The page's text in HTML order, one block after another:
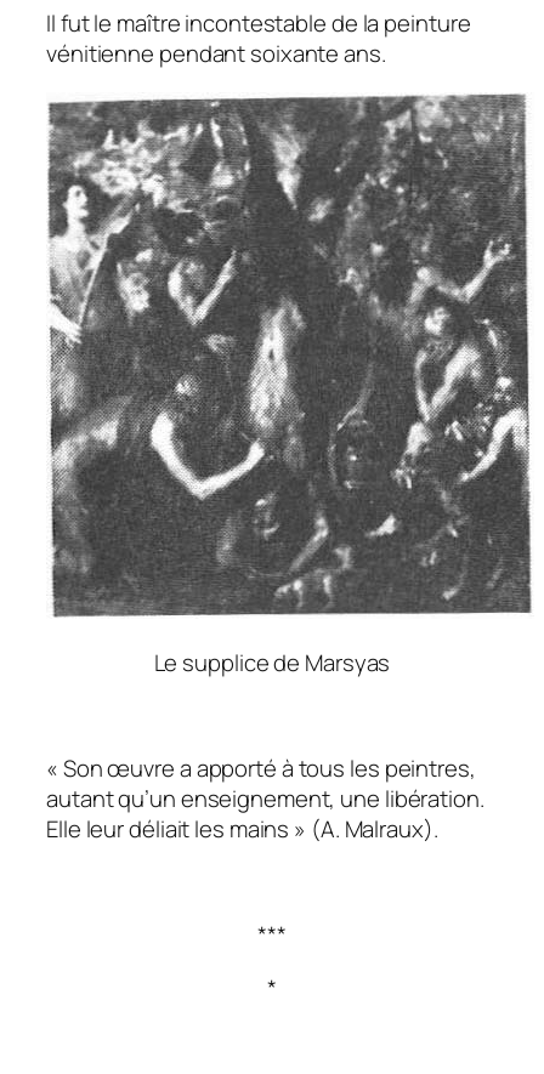
Il fut le maître incontestable de la peinture
vénitienne pendant soixante ans.
Le supplice de Marsyas
« Son œuvre a apporté à tous les peintres,
autant qu’un enseignement, une libération.
Elle leur déliait les mains » (A. Malraux).
***
*